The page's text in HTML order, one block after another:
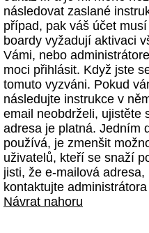
následovat zaslané
případ, pak váš účet
boardy vyžadují aktivaci
Vámi, nebo
moci přihlásit. Když jste
tomuto vyzváni. Pokud
následujte instrukce v
email neobdrželi, ujistěte
adresa je platná. Jedním
používá, je zmenšit
uživatelů, kteří se snaží
jisti, že e-mailová
kontaktujte
Návrat nahoru